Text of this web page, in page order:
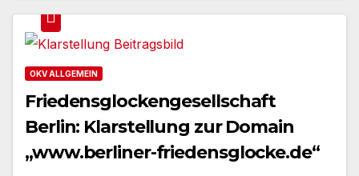
OKV ALLGEMEIN
Friedensglockengesellschaft
Berlin: Klarstellung zur Domain
„www.berliner-friedensglocke.de“